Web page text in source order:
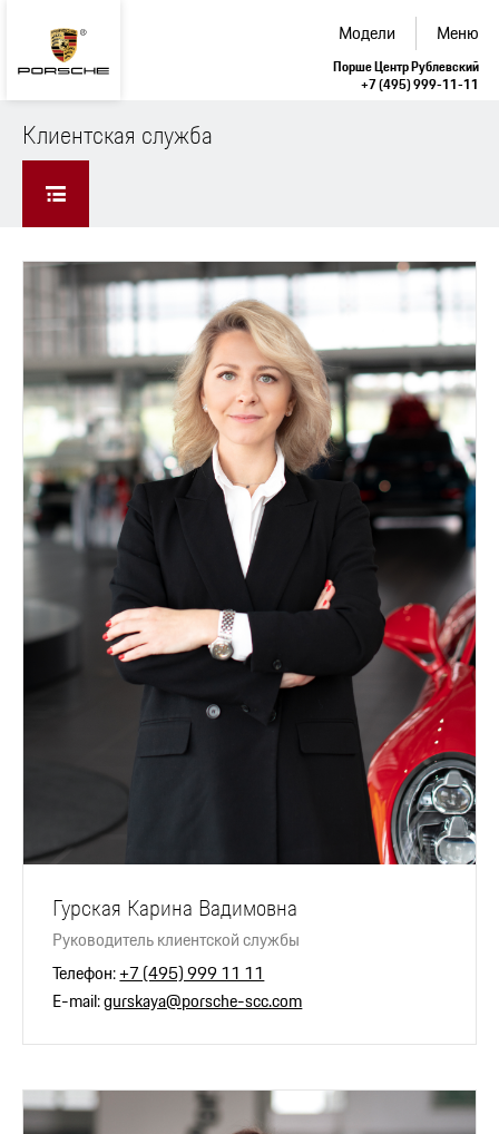
Модели Меню
Порше Центр Рублевский
+7 (495) 999-11-11
Клиентская служба
Гурская Карина Вадимовна
Руководитель клиентской службы
Телефон:+7 (495) 999 11 11
E-mail:gurskaya@porsche-scc.com